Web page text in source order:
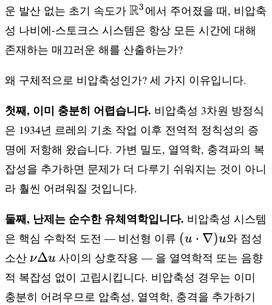
운 발산 없는 초기 속도가 \mathbb{R}^3
R3 에서 주어졌을 때, 비압축
성 나비에-스토크스 시스템은 항상 모든 시간에 대해
존재하는 매끄러운 해를 산출하는가?
왜 구체적으로 비압축성인가? 세 가지 이유입니다.
첫째, 이미 충분히 어렵습니다. 비압축성 3차원 방정식
은 1934년 르레의 기초 작업 이후 전역적 정칙성의 증
명에 저항해 왔습니다. 가변 밀도, 열역학, 충격파의 복
잡성을 추가하면 문제가 더 다루기 쉬워지는 것이 아니
라 훨씬 어려워질 것입니다.
둘째, 난제는 순수한 유체역학입니다. 비압축성 시스템
은 핵심 수학적 도전 — 비선형 이류 (u \cdot
\nabla)u
(u ⋅ ∇)u와 점성
소산 \nu
\Delta
u
νΔu 사이의 상호작용 — 을 열역학적 또는 음향
적 복잡성 없이 고립시킵니다. 비압축성 경우는 이미
충분히 어려우므로 압축성, 열역학, 충격을 추가하기